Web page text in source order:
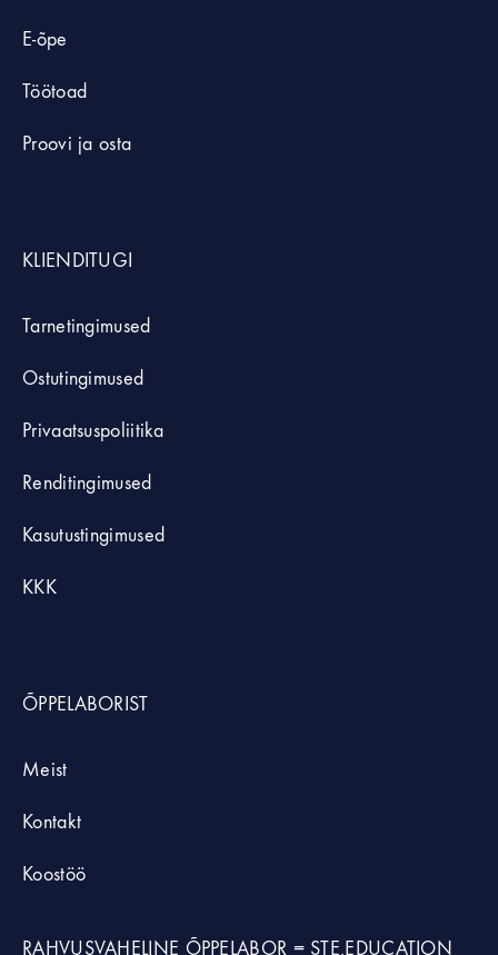
E-õpe
Töötoad
Proovi ja osta
KLIENDITUGI
Tarnetingimused
Ostutingimused
Privaatsuspoliitika
Renditingimused
Kasutustingimused
KKK
ÕPPELABORIST
Meist
Kontakt
Koostöö
RAHVUSVAHELINE ÕPPELABOR = STE.EDUCATION